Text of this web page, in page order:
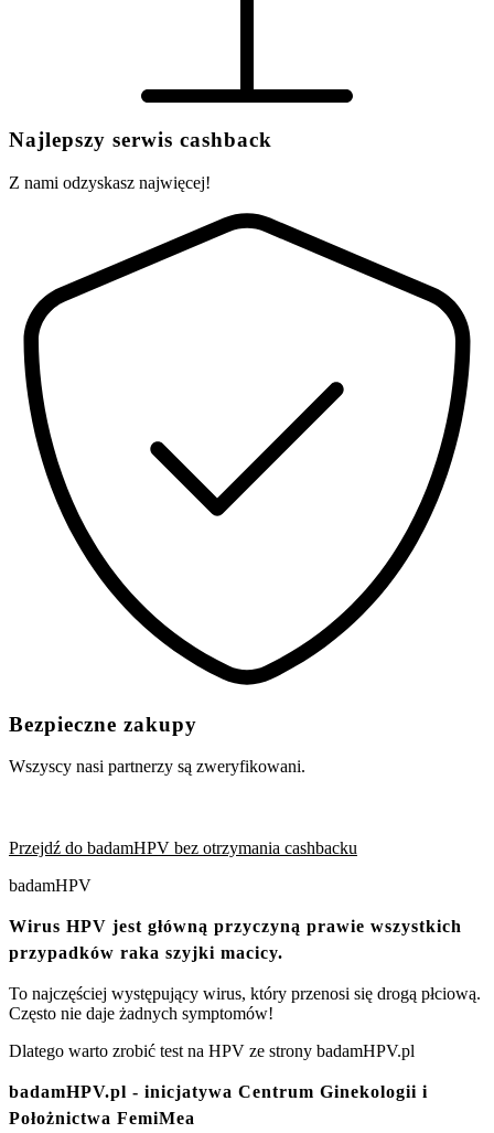
Najlepszy serwis cashback
Z nami odzyskasz najwięcej!
Bezpieczne zakupy
Wszyscy nasi partnerzy są zweryfikowani.
Przejdź do badamHPV bez otrzymania cashbacku
badamHPV
Wirus HPV jest główną przyczyną prawie wszystkich
przypadków raka szyjki macicy.
To najczęściej występujący wirus, który przenosi się drogą płciową.
Często nie daje żadnych symptomów!
Dlatego warto zrobić test na HPV ze strony badamHPV.pl
badamHPV.pl - inicjatywa Centrum Ginekologii i
Położnictwa FemiMea